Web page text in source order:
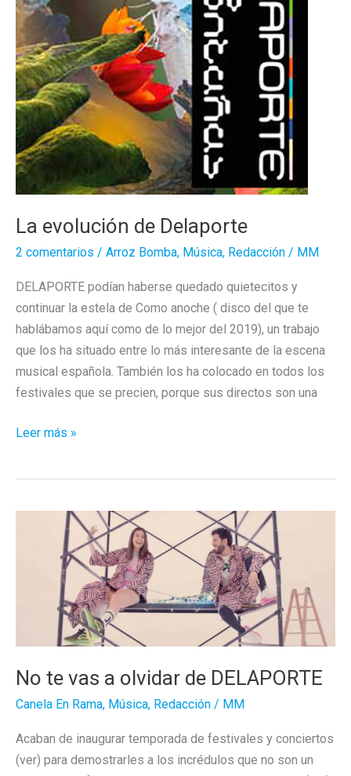
La evolución de Delaporte
2 comentarios / Arroz Bomba, Música, Redacción / MM
DELAPORTE podían haberse quedado quietecitos y
continuar la estela de Como anoche ( disco del que te
hablábamos aquí como de lo mejor del 2019), un trabajo
que los ha situado entre lo más interesante de la escena
musical española. También los ha colocado en todos los
festivales que se precien, porque sus directos son una
La
Leer más »
No te vas a olvidar de DELAPORTE
Canela En Rama, Música, Redacción / MM
Acaban de inaugurar temporada de festivales y conciertos
(ver) para demostrarles a los incrédulos que no son un